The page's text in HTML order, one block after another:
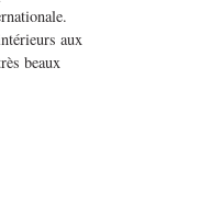
aux
beaux